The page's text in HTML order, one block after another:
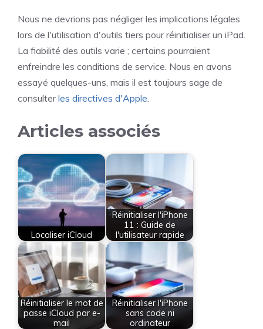
Nous ne devrions pas négliger les implications légales
lors de l'utilisation d'outils tiers pour réinitialiser un iPad.
La fiabilité des outils varie ; certains pourraient
enfreindre les conditions de service. Nous en avons
essayé quelques-uns, mais il est toujours sage de
consulterles directives d'Apple.
Articles associés
Localiser iCloud
Réinitialiser l'iPhone
11 : Guide de
l'utilisateur rapide
Réinitialiser le mot de
passe iCloud par e-
mail
Réinitialiser l'iPhone
sans code ni
ordinateur